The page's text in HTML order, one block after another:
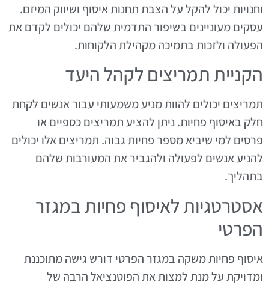
וחנויות יכול להקל על הצבת תחנות איסוף ושיווק המיזם.
עסקים מעוניינים בשיפור התדמית שלהם יכולים לקדם את
הפעולה ולזכות בתמיכה מקהילת הלקוחות.
הקניית תמריצים לקהל היעד
תמריצים יכולים להוות מניע משמעותי עבור אנשים לקחת
חלק באיסוף פחיות. ניתן להציע תמריצים כספיים או
פרסים למי שיביא מספר פחיות גבוה. תמריצים אלו יכולים
להניע אנשים לפעולה ולהגביר את המעורבות שלהם
בתהליך.
אסטרטגיות לאיסוף פחיות במגזר
הפרטי
איסוף פחיות משקה במגזר הפרטי דורש גישה מתוכננת
ומדויקת על מנת למצות את הפוטנציאל הרבה של